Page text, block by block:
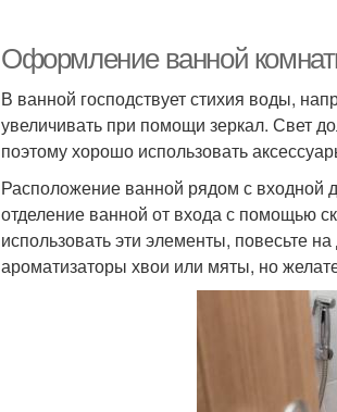
Оформление ванной
В ванной господствует стихия воды,
увеличивать при помощи зеркал. Свет
поэтому хорошо использовать
Расположение ванной рядом с входной
отделение ванной от входа с помощью
использовать эти элементы, повесьте
ароматизаторы хвои или мяты, но